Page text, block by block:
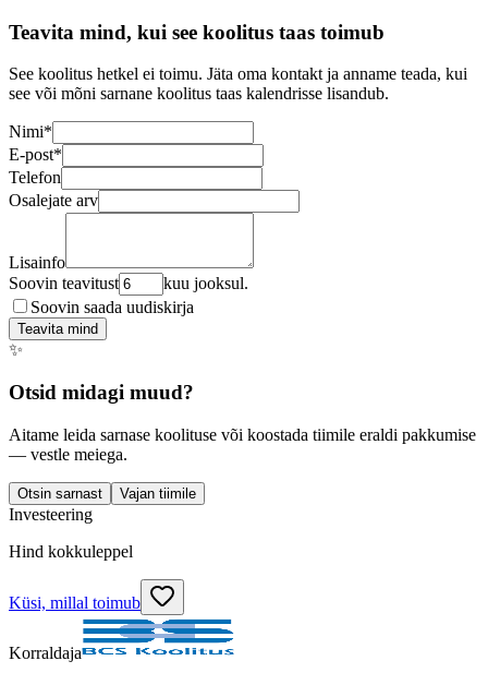
Teavita mind, kui see koolitus taas toimub
See koolitus hetkel ei toimu. Jäta oma kontakt ja anname teada, kui
see või mõni sarnane koolitus taas kalendrisse lisandub.
Nimi*
E-post*
Telefon
Osalejate arv
Lisainfo
Soovin teavitust
kuu jooksul.
Soovin saada uudiskirja
Teavita mind
✨
Otsid midagi muud?
Aitame leida sarnase koolituse või koostada tiimile eraldi pakkumise
— vestle meiega.
Otsin sarnast Vajan tiimile
Investeering
Hind kokkuleppel
Küsi, millal toimub
Korraldaja